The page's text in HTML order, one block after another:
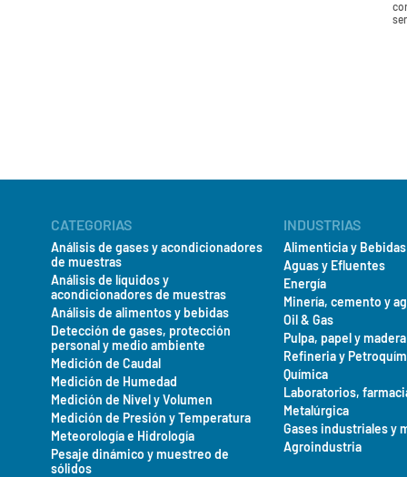
CATEGORIAS
Análisis de gases y acondicionadores
de muestras
Análisis de líquidos y
acondicionadores de muestras
Análisis de alimentos y bebidas
Detección de gases, protección
personal y medio ambiente
Medición de Caudal
Medición de Humedad
Medición de Nivel y Volumen
Medición de Presión y Temperatura
Meteorología e Hidrología
Pesaje dinámico y muestreo de
sólidos
INDUSTRIAS
Alimenticia y Bebidas
Aguas y Efluentes
Energía
Minería, cemento y
Oil & Gas
Pulpa, papel y madera
Refineria y
Química
Laboratorios,
Metalúrgica
Gases industriales y
Agroindustria